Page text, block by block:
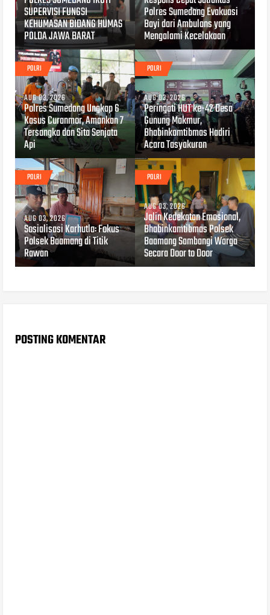
SUPERVISI FUNGSI
KEHUMASAN BIDANG HUMAS
POLDA JAWA BARAT
Polres Sumedang Evakuasi
Bayi dari Ambulans yang
Mengalami Kecelakaan
POLRI
AUG 03, 2026
Polres Sumedang Ungkap 6
Kasus Curanmor, Amankan 7
Tersangka dan Sita Senjata
Api
POLRI
AUG 03, 2026
Peringati HUT ke-42 Desa
Gunung Makmur,
Bhabinkamtibmas Hadiri
Acara Tasyakuran
POLRI
AUG 03, 2026
Sosialisasi Karhutla: Fokus
Polsek Baamang di Titik
Rawan
POLRI
AUG 03, 2026
Jalin Kedekatan Emosional,
Bhabinkamtibmas Polsek
Baamang Sambangi Warga
Secara Door to Door
POSTING KOMENTAR